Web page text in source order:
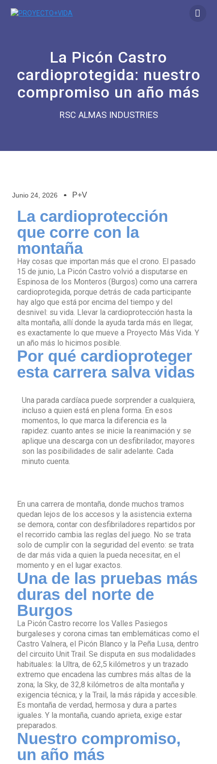
La Picón Castro
cardioprotegida: nuestro
compromiso un año más
RSC ALMAS INDUSTRIES
Junio 24, 2026 P+V
La cardioprotección
que corre con la
montaña
Hay cosas que importan más que el crono. El pasado
15 de junio, La Picón Castro volvió a disputarse en
Espinosa de los Monteros (Burgos) como una carrera
cardioprotegida, porque detrás de cada participante
hay algo que está por encima del tiempo y del
desnivel: su vida. Llevar la cardioprotección hasta la
alta montaña, allí donde la ayuda tarda más en llegar,
es exactamente lo que mueve a Proyecto Más Vida. Y
un año más lo hicimos posible.
Por qué cardioproteger
esta carrera salva vidas
Una parada cardíaca puede sorprender a cualquiera,
incluso a quien está en plena forma. En esos
momentos, lo que marca la diferencia es la
rapidez: cuanto antes se inicie la reanimación y se
aplique una descarga con un desfibrilador, mayores
son las posibilidades de salir adelante. Cada
minuto cuenta.
En una carrera de montaña, donde muchos tramos
quedan lejos de los accesos y la asistencia externa
se demora, contar con desfibriladores repartidos por
el recorrido cambia las reglas del juego. No se trata
solo de cumplir con la seguridad del evento: se trata
de dar más vida a quien la pueda necesitar, en el
momento y en el lugar exactos.
Una de las pruebas más
duras del norte de
Burgos
La Picón Castro recorre los Valles Pasiegos
burgaleses y corona cimas tan emblemáticas como el
Castro Valnera, el Picón Blanco y la Peña Lusa, dentro
del circuito Unit Trail. Se disputa en sus modalidades
habituales: la Ultra, de 62,5 kilómetros y un trazado
extremo que encadena las cumbres más altas de la
zona; la Sky, de 32,8 kilómetros de alta montaña y
exigencia técnica; y la Trail, la más rápida y accesible.
Es montaña de verdad, hermosa y dura a partes
iguales. Y la montaña, cuando aprieta, exige estar
preparados.
Nuestro compromiso,
un año más